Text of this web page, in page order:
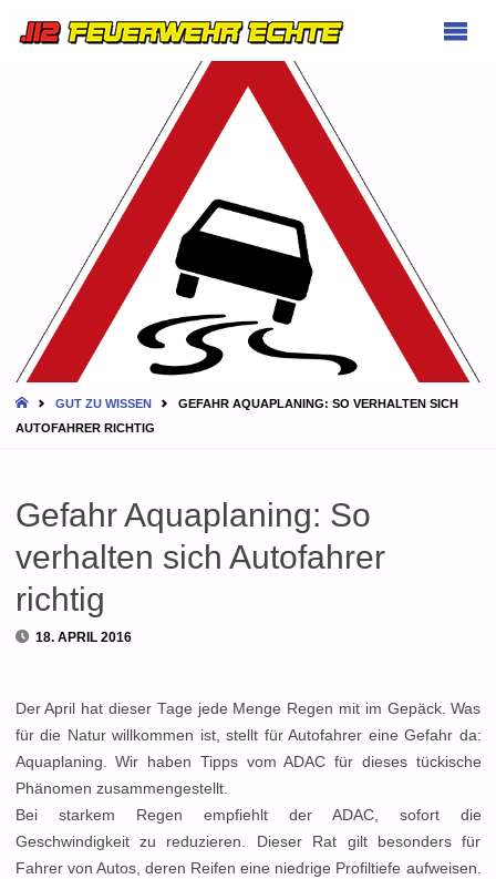
HOMEGUT ZU WISSEN
GEFAHR AQUAPLANING: SO VERHALTEN SICH
AUTOFAHRER RICHTIG
Gefahr Aquaplaning: So
verhalten sich Autofahrer
richtig
18. APRIL 2016
Der April hat dieser Tage jede Menge Regen mit im Gepäck. Was
für die Natur willkommen ist, stellt für Autofahrer eine Gefahr da:
Aquaplaning. Wir haben Tipps vom ADAC für dieses tückische
Phänomen zusammengestellt.
Bei starkem Regen empfiehlt der ADAC, sofort die
Geschwindigkeit zu reduzieren. Dieser Rat gilt besonders für
Fahrer von Autos, deren Reifen eine niedrige Profiltiefe aufweisen.